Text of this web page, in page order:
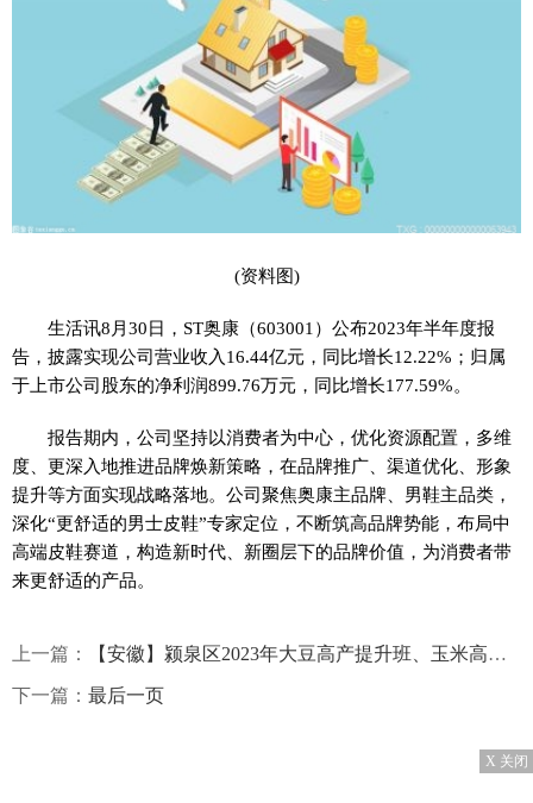
(资料图)
生活讯8月30日，ST奥康（603001）公布2023年半年度报
告，披露实现公司营业收入16.44亿元，同比增长12.22%；归属
于上市公司股东的净利润899.76万元，同比增长177.59%。
报告期内，公司坚持以消费者为中心，优化资源配置，多维
度、更深入地推进品牌焕新策略，在品牌推广、渠道优化、形象
提升等方面实现战略落地。公司聚焦奥康主品牌、男鞋主品类，
深化“更舒适的男士皮鞋”专家定位，不断筑高品牌势能，布局中
高端皮鞋赛道，构造新时代、新圈层下的品牌价值，为消费者带
来更舒适的产品。
上一篇： 【安徽】颍泉区2023年大豆高产提升班、玉米高产提升班开班
下一篇： 最后一页
X 关闭